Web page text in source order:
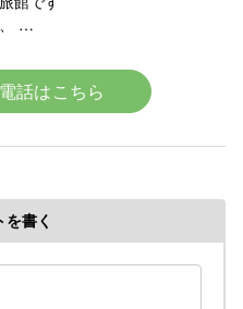
体宿泊なども受け付けており
。0142-23-1393です。
ン導入により
話はこちら
を書く